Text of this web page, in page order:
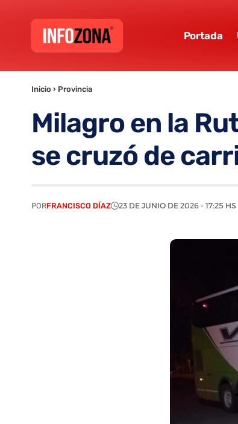
Portada
Inicio › Provincia
Milagro en la
se cruzó de
PORFRANCISCO DÍAZ 23 DE JUNIO DE 2026 - 17:25 HS